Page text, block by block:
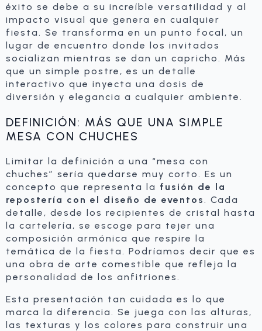
éxito se debe a su increíble versatilidad y al
impacto visual que genera en cualquier
fiesta. Se transforma en un punto focal, un
lugar de encuentro donde los invitados
socializan mientras se dan un capricho. Más
que un simple postre, es un detalle
interactivo que inyecta una dosis de
diversión y elegancia a cualquier ambiente.
DEFINICIÓN: MÁS QUE UNA SIMPLE
MESA CON CHUCHES
Limitar la definición a una “mesa con
chuches” sería quedarse muy corto. Es un
concepto que representa la fusión de la
repostería con el diseño de eventos . Cada
detalle, desde los recipientes de cristal hasta
la cartelería, se escoge para tejer una
composición armónica que respire la
temática de la fiesta. Podríamos decir que es
una obra de arte comestible que refleja la
personalidad de los anfitriones.
Esta presentación tan cuidada es lo que
marca la diferencia. Se juega con las alturas,
las texturas y los colores para construir una